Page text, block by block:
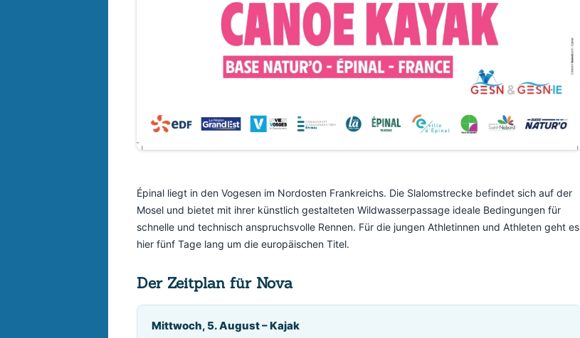
Épinal liegt in den Vogesen im Nordosten Frankreichs. Die Slalomstrecke befindet sich auf der
Mosel und bietet mit ihrer künstlich gestalteten Wildwasserpassage ideale Bedingungen für
schnelle und technisch anspruchsvolle Rennen. Für die jungen Athletinnen und Athleten geht es
hier fünf Tage lang um die europäischen Titel.
Der Zeitplan für Nova
Mittwoch, 5. August – Kajak